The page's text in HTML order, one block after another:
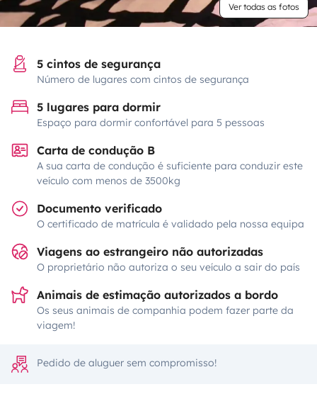
Ver todas as fotos
5 cintos de segurança
Número de lugares com cintos de segurança
5 lugares para dormir
Espaço para dormir confortável para 5 pessoas
Carta de condução B
A sua carta de condução é suficiente para conduzir este
veículo com menos de 3500kg
Documento verificado
O certificado de matrícula é validado pela nossa equipa
Viagens ao estrangeiro não autorizadas
O proprietário não autoriza o seu veículo a sair do país
Animais de estimação autorizados a bordo
Os seus animais de companhia podem fazer parte da
viagem!
Pedido de aluguer sem compromisso!